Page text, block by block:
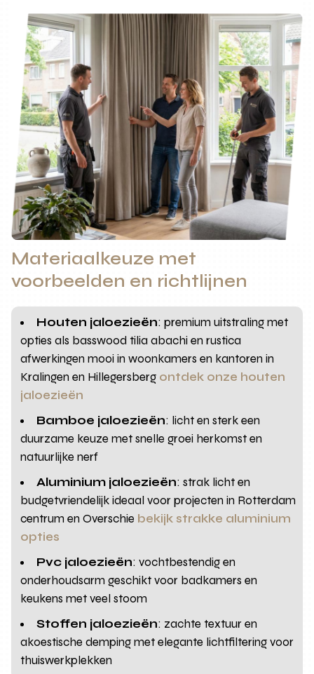
Materiaalkeuze met
voorbeelden en richtlijnen
Houten jaloezieën: premium uitstraling met
opties als basswood tilia abachi en rustica
afwerkingen mooi in woonkamers en kantoren in
Kralingen en Hillegersberg ontdek onze houten
jaloezieën
Bamboe jaloezieën: licht en sterk een
duurzame keuze met snelle groei herkomst en
natuurlijke nerf
Aluminium jaloezieën: strak licht en
budgetvriendelijk ideaal voor projecten in Rotterdam
centrum en Overschie bekijk strakke aluminium
opties
Pvc jaloezieën: vochtbestendig en
onderhoudsarm geschikt voor badkamers en
keukens met veel stoom
Stoffen jaloezieën: zachte textuur en
akoestische demping met elegante lichtfiltering voor
thuiswerkplekken